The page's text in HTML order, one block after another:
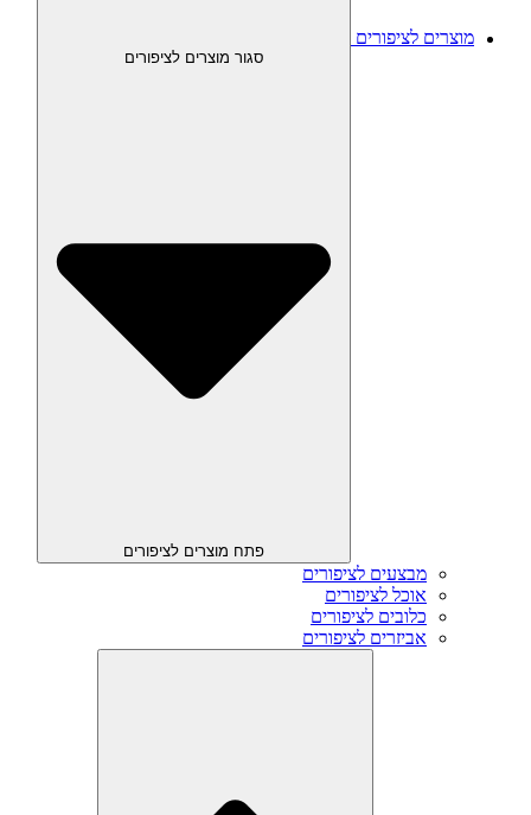
מוצרים לציפורים
סגור מוצרים לציפורים
פתח מוצרים לציפורים
מבצעים לציפורים
אוכל לציפורים
כלובים לציפורים
אביזרים לציפורים